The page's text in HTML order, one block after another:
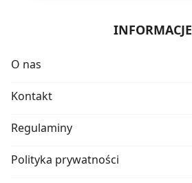
INFORMACJE
O nas
Kontakt
Regulaminy
Polityka prywatności